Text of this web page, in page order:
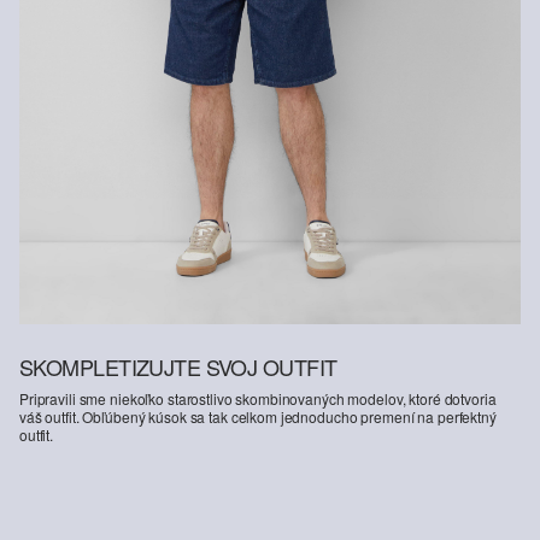
Podporujeme iniciatívu Better Cotton: Rozhodnutím siahnuť po
našich bavlnených výrobkoch podporíte našu investíciu do
poslania Better Cotton, cieľom ktorého je pomáhať komunitám v ich
zotrvaní a prosperite; a zároveň chrániť a obnovovať životné
prostredie. Poslanie Better Cotton podporuje poľnohospodárske
komunity zo sociálneho, environmentálneho a ekonomického
hľadiska tým, že zaškoľuje osoby aktívne v poľnohospodárskom
odvetví do udržateľnejších poľnohospodárskych postupov. Tento
výrobok sa vyrába prostredníctvom systému hmotnostnej bilancie,
a preto nemusí obsahovať lepšiu bavlnu, tzv. „better cotton“. Viac
informácií o tom nájdete na
soliver-group.com
SKOMPLETIZUJTE SVOJ OUTFIT
Pripravili sme niekoľko starostlivo skombinovaných modelov, ktoré dotvoria
váš outfit. Obľúbený kúsok sa tak celkom jednoducho premení na perfektný
outfit.